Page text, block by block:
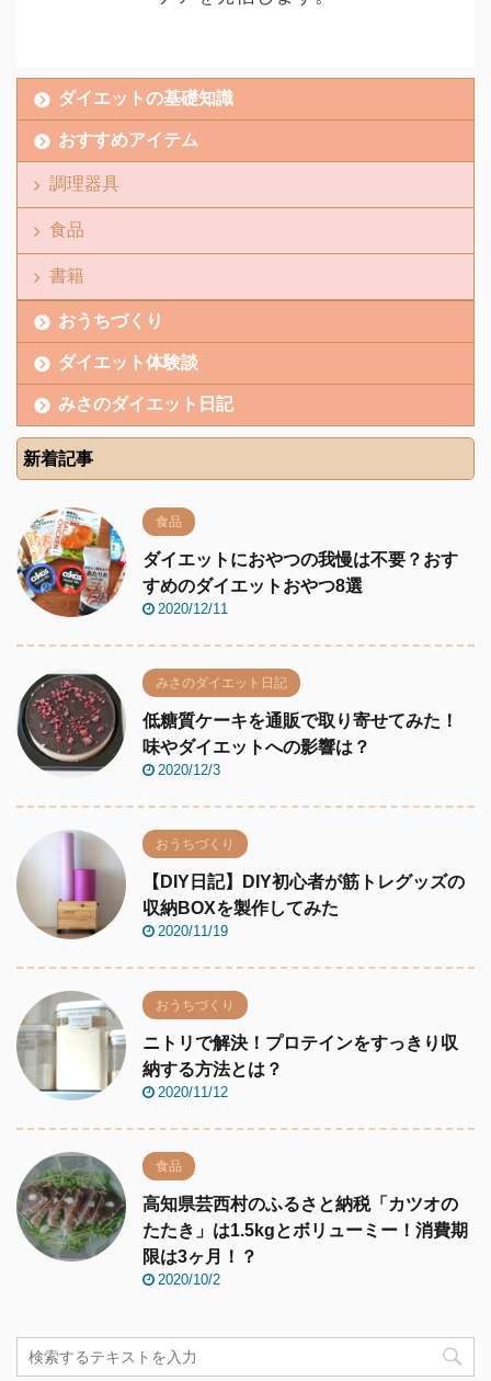
ダイエットの基礎知識
おすすめアイテム
調理器具
食品
書籍
おうちづくり
ダイエット体験談
みさのダイエット日記
新着記事
食品
ダイエットにおやつの我慢は不要？おす
すめのダイエットおやつ8選
2020/12/11
みさのダイエット日記
低糖質ケーキを通販で取り寄せてみた！
味やダイエットへの影響は？
2020/12/3
おうちづくり
【DIY日記】DIY初心者が筋トレグッズの
収納BOXを製作してみた
2020/11/19
おうちづくり
ニトリで解決！プロテインをすっきり収
納する方法とは？
2020/11/12
食品
高知県芸西村のふるさと納税「カツオの
たたき」は1.5kgとボリューミー！消費期
限は3ヶ月！？
2020/10/2